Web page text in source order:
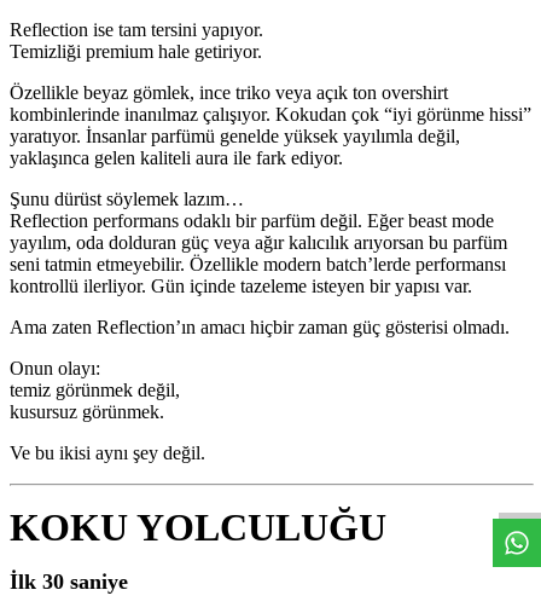
W
h
t
s
a
p
p
S
i
p
a
i
H
a
t
t
Reflection ise tam tersini yapıyor.
Temizliği premium hale getiriyor.
Özellikle beyaz gömlek, ince triko veya açık ton overshirt
kombinlerinde inanılmaz çalışıyor. Kokudan çok “iyi görünme hissi”
yaratıyor. İnsanlar parfümü genelde yüksek yayılımla değil,
yaklaşınca gelen kaliteli aura ile fark ediyor.
Şunu dürüst söylemek lazım…
Reflection performans odaklı bir parfüm değil. Eğer beast mode
yayılım, oda dolduran güç veya ağır kalıcılık arıyorsan bu parfüm
seni tatmin etmeyebilir. Özellikle modern batch’lerde performansı
kontrollü ilerliyor. Gün içinde tazeleme isteyen bir yapısı var.
Ama zaten Reflection’ın amacı hiçbir zaman güç gösterisi olmadı.
Onun olayı:
temiz görünmek değil,
kusursuz görünmek.
Ve bu ikisi aynı şey değil.
KOKU YOLCULUĞU
İlk 30 saniye